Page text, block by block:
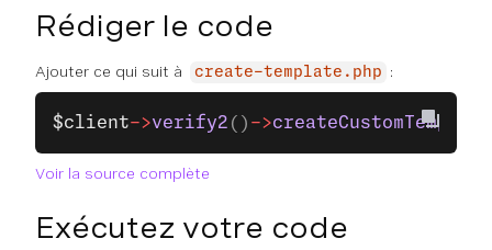
Rédiger le code
Ajouter ce qui suit à create-template.php :
$client->verify2 () ->createCustomTemplate
Voir la source complète
Exécutez votre code